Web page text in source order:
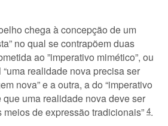
chega à concepção de um
no qual se contrapõem duas
ao ”imperativo mimético”, ou
realidade nova precisa ser
nova” e a outra, a do “imperativo
que uma realidade nova deve ser
de expressão tradicionais” 4.